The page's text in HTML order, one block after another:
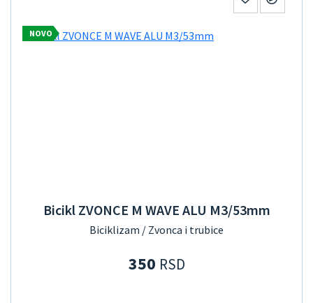
NOVO
Bicikl ZVONCE M WAVE ALU M3/53mm
Biciklizam / Zvonca i trubice
350 RSD